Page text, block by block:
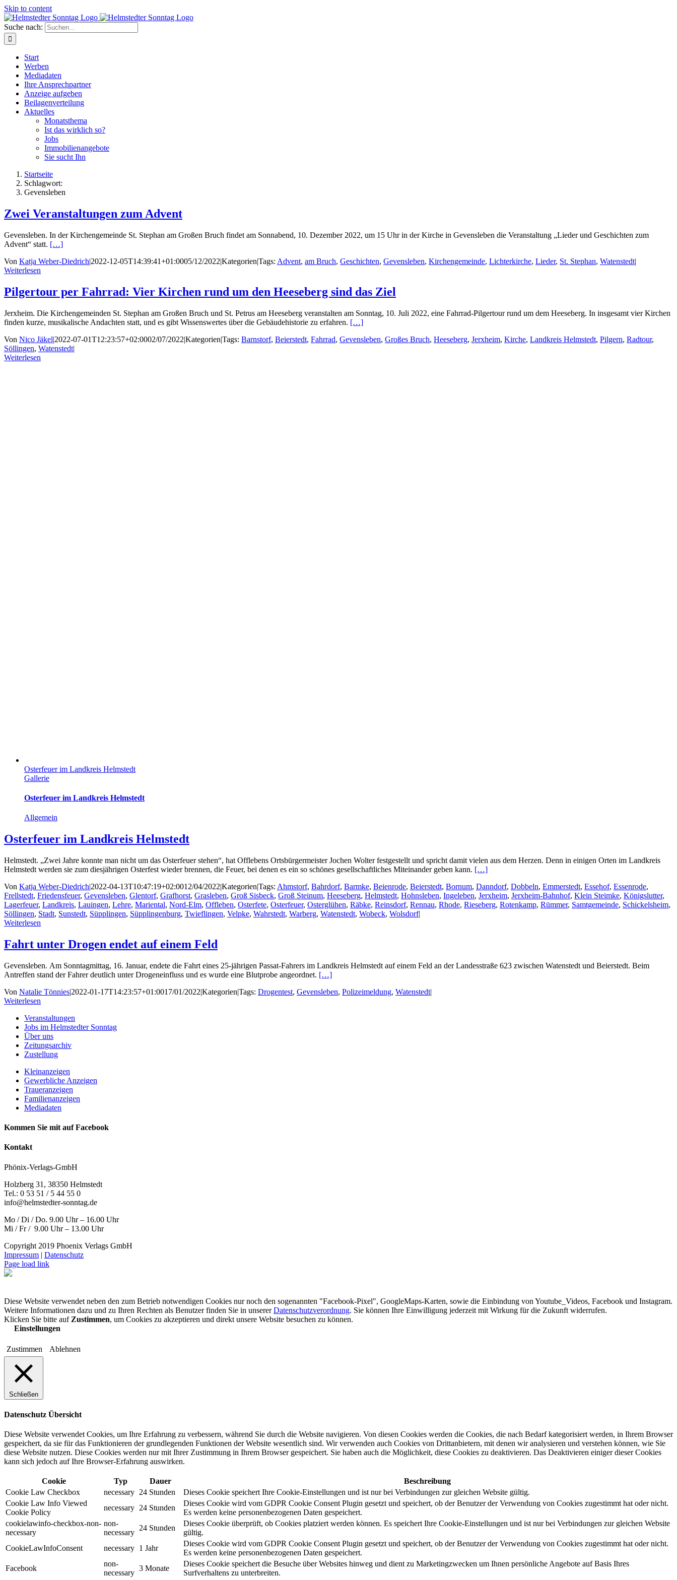
Skip to content
Suche nach:
Start
Werben
Mediadaten
Ihre Ansprechpartner
Anzeige aufgeben
Beilagenverteilung
Aktuelles
Monatsthema
Ist das wirklich so?
Jobs
Immobilienangebote
Sie sucht Ihn
Startseite
Schlagwort:
Gevensleben
Zwei Veranstaltungen zum Advent
Gevensleben. In der Kirchengemeinde St. Stephan am Großen Bruch findet am Sonnabend, 10. Dezember 2022, um 15 Uhr in der Kirche in Gevensleben die Veranstaltung „Lieder und Geschichten zum
Advent“ statt. […]
Von Katja Weber-Diedrich|2022-12-05T14:39:41+01:0005/12/2022|Kategorien|Tags: Advent, am Bruch, Geschichten, Gevensleben, Kirchengemeinde, Lichterkirche, Lieder, St. Stephan, Watenstedt|
Weiterlesen
Pilgertour per Fahrrad: Vier Kirchen rund um den Heeseberg sind das Ziel
Jerxheim. Die Kirchengemeinden St. Stephan am Großen Bruch und St. Petrus am Heeseberg veranstalten am Sonntag, 10. Juli 2022, eine Fahrrad-Pilgertour rund um dem Heeseberg. In insgesamt vier Kirchen
finden kurze, musikalische Andachten statt, und es gibt Wissenswertes über die Gebäudehistorie zu erfahren. […]
Von Nico Jäkel|2022-07-01T12:23:57+02:0002/07/2022|Kategorien|Tags: Barnstorf, Beierstedt, Fahrrad, Gevensleben, Großes Bruch, Heeseberg, Jerxheim, Kirche, Landkreis Helmstedt, Pilgern, Radtour,
Söllingen, Watenstedt|
Weiterlesen
Osterfeuer im Landkreis Helmstedt
Gallerie
Osterfeuer im Landkreis Helmstedt
Allgemein
Osterfeuer im Landkreis Helmstedt
Helmstedt. „Zwei Jahre konnte man nicht um das Osterfeuer stehen“, hat Offlebens Ortsbürgermeister Jochen Wolter festgestellt und spricht damit vielen aus dem Herzen. Denn in einigen Orten im Landkreis
Helmstedt werden sie zum diesjährigen Osterfest wieder brennen, die Feuer, bei denen es ein so schönes gesellschaftliches Miteinander geben kann. […]
Von Katja Weber-Diedrich|2022-04-13T10:47:19+02:0012/04/2022|Kategorien|Tags: Ahmstorf, Bahrdorf, Barmke, Beienrode, Beierstedt, Bornum, Danndorf, Dobbeln, Emmerstedt, Essehof, Essenrode,
Frellstedt, Friedensfeuer, Gevensleben, Glentorf, Grafhorst, Grasleben, Groß Sisbeck, Groß Steinum, Heeseberg, Helmstedt, Hohnsleben, Ingeleben, Jerxheim, Jerxheim-Bahnhof, Klein Steimke, Königslutter,
Lagerfeuer, Landkreis, Lauingen, Lehre, Mariental, Nord-Elm, Offleben, Osterfete, Osterfeuer, Osterglühen, Räbke, Reinsdorf, Rennau, Rhode, Rieseberg, Rotenkamp, Rümmer, Samtgemeinde, Schickelsheim,
Söllingen, Stadt, Sunstedt, Süpplingen, Süpplingenburg, Twieflingen, Velpke, Wahrstedt, Warberg, Watenstedt, Wobeck, Wolsdorf|
Weiterlesen
Fahrt unter Drogen endet auf einem Feld
Gevensleben. Am Sonntagmittag, 16. Januar, endete die Fahrt eines 25-jährigen Passat-Fahrers im Landkreis Helmstedt auf einem Feld an der Landesstraße 623 zwischen Watenstedt und Beierstedt. Beim
Antreffen stand der Fahrer deutlich unter Drogeneinfluss und es wurde eine Blutprobe angeordnet. […]
Von Natalie Tönnies|2022-01-17T14:23:57+01:0017/01/2022|Kategorien|Tags: Drogentest, Gevensleben, Polizeimeldung, Watenstedt|
Weiterlesen
Veranstaltungen
Jobs im Helmstedter Sonntag
Über uns
Zeitungsarchiv
Zustellung
Kleinanzeigen
Gewerbliche Anzeigen
Traueranzeigen
Familienanzeigen
Mediadaten
Kommen Sie mit auf Facebook
Kontakt
Phönix-Verlags-GmbH
Holzberg 31, 38350 Helmstedt
Tel.: 0 53 51 / 5 44 55 0
info@helmstedter-sonntag.de
Mo / Di / Do. 9.00 Uhr – 16.00 Uhr
Mi / Fr / 9.00 Uhr – 13.00 Uhr
Copyright 2019 Phoenix Verlags GmbH
Impressum | Datenschutz
Page load link
Diese Website verwendet neben den zum Betrieb notwendigen Cookies nur noch den sogenannten "Facebook-Pixel", GoogleMaps-Karten, sowie die Einbindung von Youtube_Videos, Facebook und Instagram.
Weitere Informationen dazu und zu Ihren Rechten als Benutzer finden Sie in unsererDatenschutzverordnung. Sie können Ihre Einwilligung jederzeit mit Wirkung für die Zukunft widerrufen.
Klicken Sie bitte auf Zustimmen, um Cookies zu akzeptieren und direkt unsere Website besuchen zu können.
Einstellungen
Zustimmen Ablehnen
Schließen
Datenschutz Übersicht
Diese Website verwendet Cookies, um Ihre Erfahrung zu verbessern, während Sie durch die Website navigieren. Von diesen Cookies werden die Cookies, die nach Bedarf kategorisiert werden, in Ihrem Browser
gespeichert, da sie für das Funktionieren der grundlegenden Funktionen der Website wesentlich sind. Wir verwenden auch Cookies von Drittanbietern, mit denen wir analysieren und verstehen können, wie Sie
diese Website nutzen. Diese Cookies werden nur mit Ihrer Zustimmung in Ihrem Browser gespeichert. Sie haben auch die Möglichkeit, diese Cookies zu deaktivieren. Das Deaktivieren einiger dieser Cookies
kann sich jedoch auf Ihre Browser-Erfahrung auswirken.
Cookie Typ Dauer
Beschreibung
Cookie Law Checkbox
necessary 24 Stunden
Dieses Cookie speichert Ihre Cookie-Einstellungen und ist nur bei Verbindungen zur gleichen Website gültig.
Cookie Law Info Viewed
Cookie Policy
necessary 24 Stunden
Dieses Cookie wird vom GDPR Cookie Consent Plugin gesetzt und speichert, ob der Benutzer der Verwendung von Cookies zugestimmt hat oder nicht.
Es werden keine personenbezogenen Daten gespeichert.
cookielawinfo-checkbox-non-
necessary
non-
necessary
24 Stunden
Dieses Cookie überprüft, ob Cookies platziert werden können. Es speichert Ihre Cookie-Einstellungen und ist nur bei Verbindungen zur gleichen Website
gültig.
CookieLawInfoConsent
necessary 1 Jahr
Dieses Cookie wird vom GDPR Cookie Consent Plugin gesetzt und speichert, ob der Benutzer der Verwendung von Cookies zugestimmt hat oder nicht.
Es werden keine personenbezogenen Daten gespeichert.
Facebook
non-
necessary
3 Monate
Dieses Cookie speichert die Besuche über Websites hinweg und dient zu Marketingzwecken um Ihnen persönliche Angebote auf Basis Ihres
Surfverhaltens zu unterbreiten.